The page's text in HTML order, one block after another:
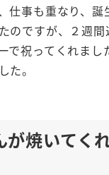
仕事も重なり、誕
のですが、２週
で祝ってくれまし
た。
が焼いてく